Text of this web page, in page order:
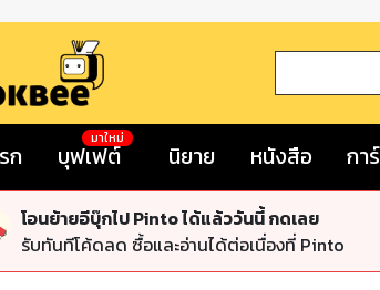
ก บุฟเฟต์
มาใหม่
นิยาย หนังสือ กา
โอนย้ายอีบุ๊กไป Pinto ได้แล้ววันนี้ กดเลย
รับทันทีโค้ดลด ซื้อและอ่านได้ต่อเนื่องที่ Pinto